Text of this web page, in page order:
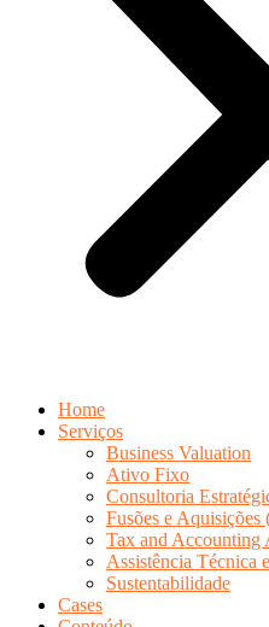
Home
Serviços
Business Valuation
Ativo Fixo
Consultoria
Fusões e
Tax and Accounting
Assistência Técnica
Sustentabilidade
Cases